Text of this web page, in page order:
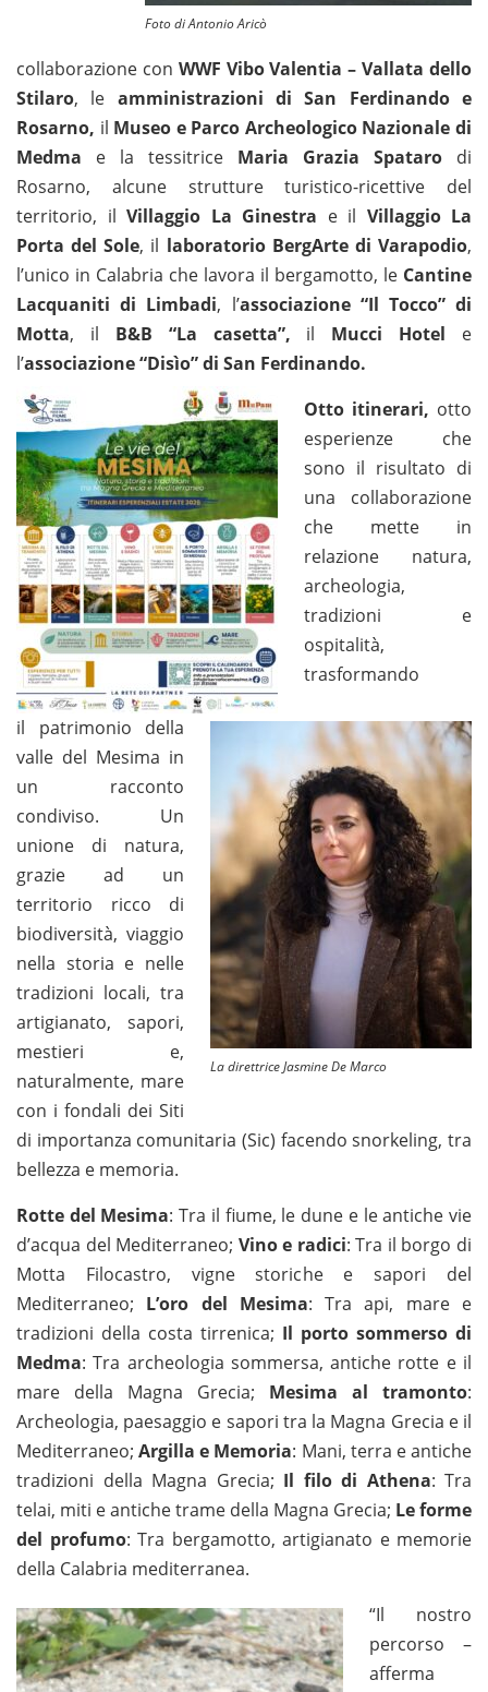
Foto di Antonio Aricò
collaborazione con WWF Vibo Valentia – Vallata dello
Stilaro, le amministrazioni di San Ferdinando e
Rosarno, il Museo e Parco Archeologico Nazionale di
Medma e la tessitrice Maria Grazia Spataro di
Rosarno, alcune strutture turistico-ricettive del
territorio, il Villaggio La Ginestra e il Villaggio La
Porta del Sole, il laboratorio BergArte di Varapodio,
l’unico in Calabria che lavora il bergamotto, le Cantine
Lacquaniti di Limbadi, l’associazione “Il Tocco” di
Motta, il B&B “La casetta”, il Mucci Hotel e
l’associazione “Disìo”di San Ferdinando.
Otto itinerari, otto
esperienze che
sono il risultato di
una collaborazione
che mette in
relazione natura,
archeologia,
tradizioni e
ospitalità,
trasformando
La direttrice Jasmine De Marco
il patrimonio della
valle del Mesima in
un racconto
condiviso. Un
unione di natura,
grazie ad un
territorio ricco di
biodiversità, viaggio
nella storia e nelle
tradizioni locali, tra
artigianato, sapori,
mestieri e,
naturalmente, mare
con i fondali dei Siti
di importanza comunitaria (Sic) facendo snorkeling, tra
bellezza e memoria.
Rotte del Mesima: Tra il fiume, le dune e le antiche vie
d’acqua del Mediterraneo; Vino e radici: Tra il borgo di
Motta Filocastro, vigne storiche e sapori del
Mediterraneo; L’oro del Mesima: Tra api, mare e
tradizioni della costa tirrenica; Il porto sommerso di
Medma: Tra archeologia sommersa, antiche rotte e il
mare della Magna Grecia; Mesima al tramonto:
Archeologia, paesaggio e sapori tra la Magna Grecia e il
Mediterraneo;Argilla e Memoria: Mani, terra e antiche
tradizioni della Magna Grecia; Il filo di Athena: Tra
telai, miti e antiche trame della Magna Grecia; Le forme
del profumo: Tra bergamotto, artigianato e memorie
della Calabria mediterranea.
“Il nostro
percorso –
afferma